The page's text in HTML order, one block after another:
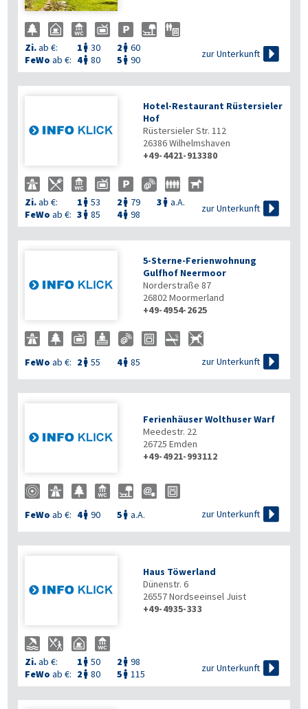
Zi.ab €: 1  30 2  60
FeWo ab €: 4 80 5  90
zur Unterkunft 
Hotel-Restaurant Rüstersieler
Hof
Rüstersieler Str. 112
26386Wilhelmshaven
+49-4421-913380
Zi.ab €: 1  53 2  79 3  a.A.
FeWo ab €: 3  85 4 98
zur Unterkunft 
5-Sterne-Ferienwohnung
Gulfhof Neermoor
Norderstraße 87
26802Moormerland
+49-4954-2625
FeWo ab €: 2  55 4 85 zur Unterkunft 
Ferienhäuser Wolthuser Warf
Meedestr. 22
26725 Emden
+49-4921-993112
FeWo ab €: 4 90 5  a.A. zur Unterkunft 
Haus Töwerland
Dünenstr. 6
26557Nordseeinsel Juist
+49-4935-333
Zi.ab €: 1  50 2  98
FeWo ab €: 2  80 5  115
zur Unterkunft 